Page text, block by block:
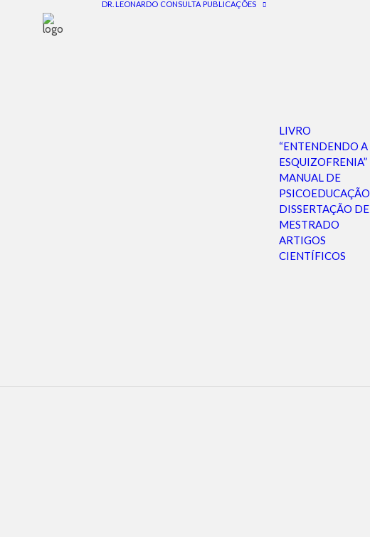
DR. LEONARDO CONSULTA PUBLICAÇÕES
LIVRO
“ENTENDENDO A
ESQUIZOFRENIA”
MANUAL DE
PSICOEDUCAÇÃO
DISSERTAÇÃO DE
MESTRADO
ARTIGOS
CIENTÍFICOS